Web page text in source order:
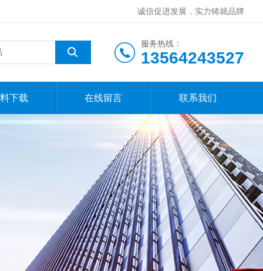
诚信促进发展，实力铸就品牌
服务热线：
13564243527
下载 在线留言 联系我们